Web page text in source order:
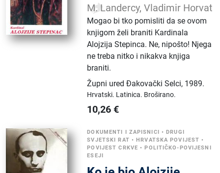
M. Landercy, Vladimir Horvat
Mogao bi tko pomisliti da se ovom
knjigom želi braniti Kardinala
Alojzija Stepinca. Ne, nipošto! Njega
ne treba nitko i nikakva knjiga
braniti.
Župni ured Đakovački Selci, 1989.
Hrvatski. Latinica. Broširano.
10,26 €
DOKUMENTI I ZAPISNICI •DRUGI
SVJETSKI RAT •HRVATSKA POVIJEST •
POVIJEST CRKVE •POLITIČKO-POVIJESNI
ESEJI